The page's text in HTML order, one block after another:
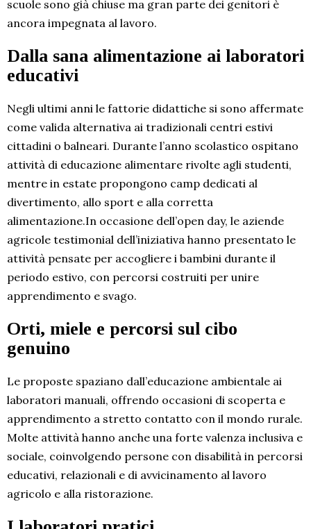
scuole sono già chiuse ma gran parte dei genitori è
ancora impegnata al lavoro.
Dalla sana alimentazione ai laboratori
educativi
Negli ultimi anni le fattorie didattiche si sono affermate
come valida alternativa ai tradizionali centri estivi
cittadini o balneari. Durante l’anno scolastico ospitano
attività di educazione alimentare rivolte agli studenti,
mentre in estate propongono camp dedicati al
divertimento, allo sport e alla corretta
alimentazione.In occasione dell’open day, le aziende
agricole testimonial dell’iniziativa hanno presentato le
attività pensate per accogliere i bambini durante il
periodo estivo, con percorsi costruiti per unire
apprendimento e svago.
Orti, miele e percorsi sul cibo
genuino
Le proposte spaziano dall’educazione ambientale ai
laboratori manuali, offrendo occasioni di scoperta e
apprendimento a stretto contatto con il mondo rurale.
Molte attività hanno anche una forte valenza inclusiva e
sociale, coinvolgendo persone con disabilità in percorsi
educativi, relazionali e di avvicinamento al lavoro
agricolo e alla ristorazione.